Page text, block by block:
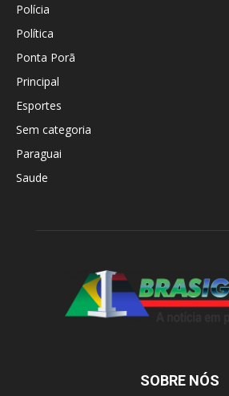
Polícia
Política
Ponta Porã
Principal
Esportes
Sem categoria
Paraguai
Saude
SOBRE NÓS